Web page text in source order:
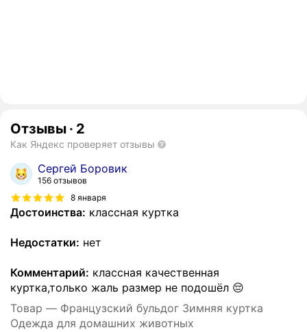
Отзывы · 2
Как Яндекс проверяет отзывы
Сергей Боровик
156 отзывов
8 января
Достоинства: классная куртка
Недостатки: нет
Комментарий: классная качественная
куртка,только жаль размер не подошёл 😔
Товар — Французский бульдог Зимняя куртка
Одежда для домашних животных